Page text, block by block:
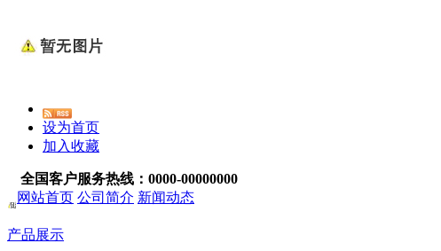
设为首页
加入收藏
全国客户服务热线：0000-00000000
网站首页 公司简介 新闻动态
产品展示